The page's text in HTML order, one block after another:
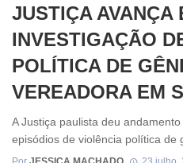
JUSTIÇA AVANÇA
INVESTIGAÇÃO
POLÍTICA DE
VEREADORA EM
A Justiça paulista deu
episódios de violência política de